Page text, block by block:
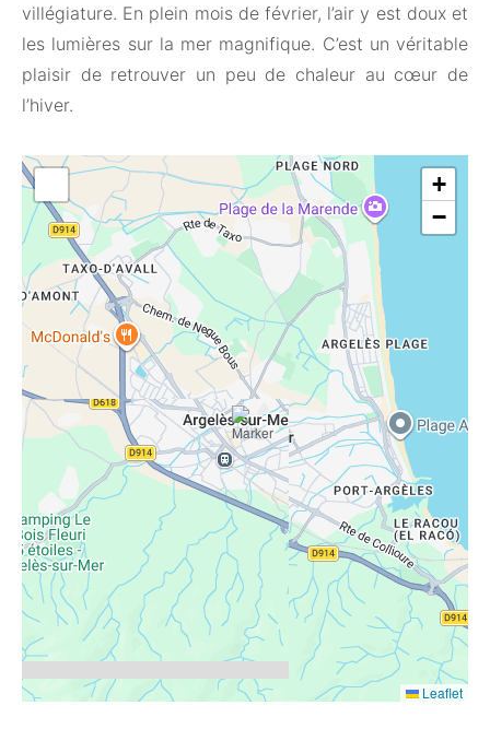
villégiature. En plein mois de février, l’air y est doux et
les lumières sur la mer magnifique. C’est un véritable
plaisir de retrouver un peu de chaleur au cœur de
l’hiver.
+
−
Leaflet